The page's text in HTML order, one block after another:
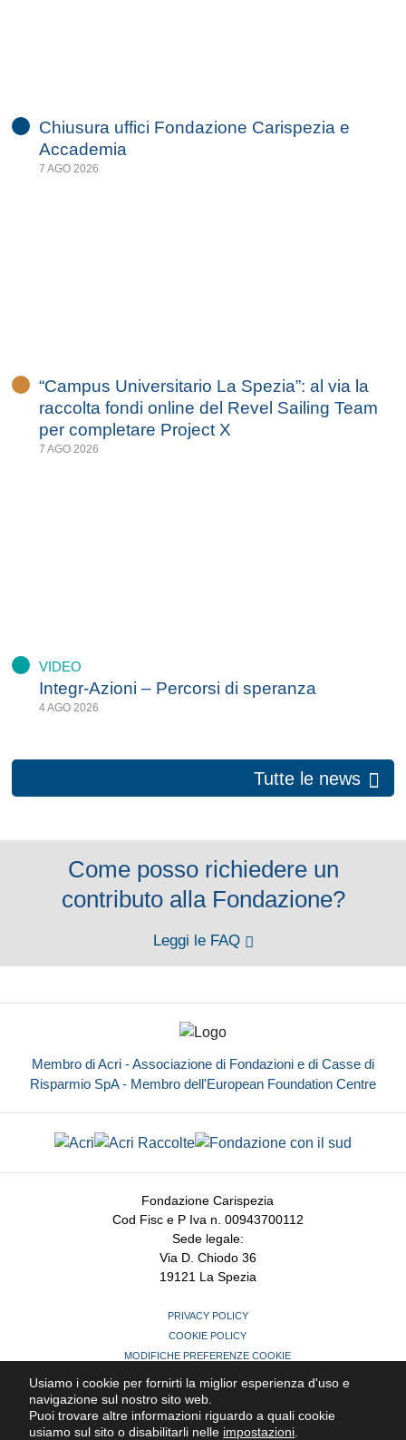
Chiusura uffici Fondazione Carispezia e
Accademia
7 AGO 2026
“Campus Universitario La Spezia”: al via la
raccolta fondi online del Revel Sailing Team
per completare Project X
7 AGO 2026
VIDEO
Integr-Azioni – Percorsi di speranza
4 AGO 2026
Tutte le news
Come posso richiedere un
contributo alla Fondazione?
Leggi le FAQ
Membro di Acri - Associazione di Fondazioni e di Casse di
Risparmio SpA - Membro dell'European Foundation Centre
Fondazione Carispezia
Cod Fisc e P Iva n. 00943700112
Sede legale:
Via D. Chiodo 36
19121 La Spezia
PRIVACY POLICY
COOKIE POLICY
MODIFICHE PREFERENZE COOKIE
Usiamo i cookie per fornirti la miglior esperienza d'uso e
navigazione sul nostro sito web.
Puoi trovare altre informazioni riguardo a quali cookie
usiamo sul sito o disabilitarli nelle impostazioni